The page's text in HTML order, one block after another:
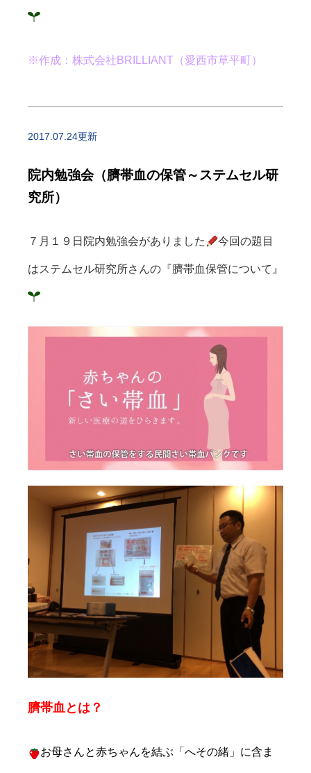
※作成：株式会社BRILLIANT（愛西市草平町）
2017.07.24更新
院内勉強会（臍帯血の保管～ステムセル研
究所）
７月１９日院内勉強会がありました 今回の題目
はステムセル研究所さんの『臍帯血保管について』
臍帯血とは？
お母さんと赤ちゃんを結ぶ「へその緒」に含ま